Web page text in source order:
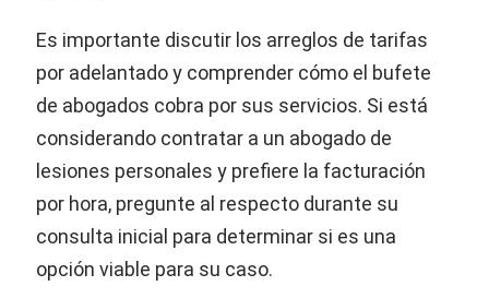
Es importante discutir los arreglos de tarifas
por adelantado y comprender cómo el bufete
de abogados cobra por sus servicios. Si está
considerando contratar a un abogado de
lesiones personales y prefiere la facturación
por hora, pregunte al respecto durante su
consulta inicial para determinar si es una
opción viable para su caso.